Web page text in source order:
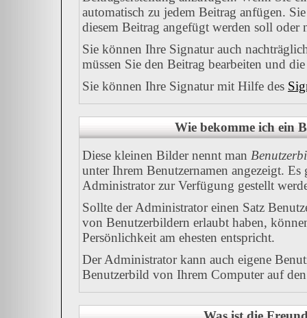
automatisch zu jedem Beitrag anfügen.
diesem Beitrag angefügt werden soll oder
Sie können Ihre Signatur auch
müssen Sie den Beitrag bearbeiten und
Sie können Ihre Signatur mit Hilfe des
Wie bekomme ich ein
Diese kleinen Bilder nennt man
unter Ihrem Benutzernamen angezeigt.
Administrator zur Verfügung gestellt
Sollte der Administrator einen Satz
von Benutzerbildern erlaubt haben,
Persönlichkeit am ehesten entspricht.
Der Administrator kann auch eigene
Benutzerbild von Ihrem Computer auf